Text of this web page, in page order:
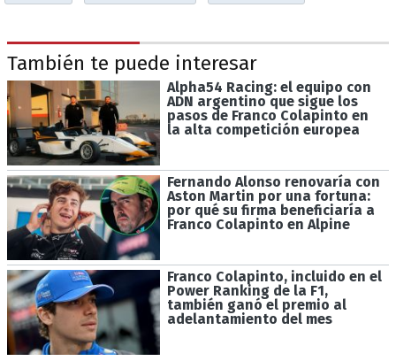
También te puede interesar
Alpha54 Racing: el equipo con
ADN argentino que sigue los
pasos de Franco Colapinto en
la alta competición europea
Fernando Alonso renovaría con
Aston Martin por una fortuna:
por qué su firma beneficiaría a
Franco Colapinto en Alpine
Franco Colapinto, incluido en el
Power Ranking de la F1,
también ganó el premio al
adelantamiento del mes